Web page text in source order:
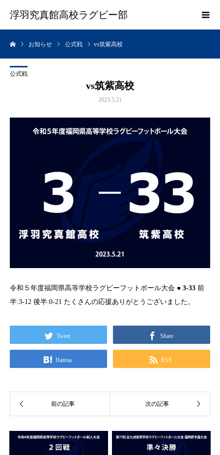
浮羽究真館高校ラグビー部
お知らせ 公式戦 vs筑紫高校
公式戦
vs筑紫高校
2023.5.21
令和５年度福岡県高等学校ラグビーフットボール大会 ● 3-33 前
半:3-12 後半:0-21 たくさんの応援ありがとうございました。
Tweet Share
Hatena RSS